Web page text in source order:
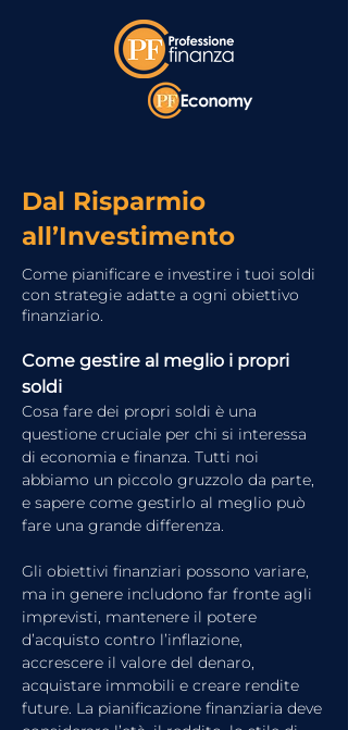
Dal Risparmio
all’Investimento
Come pianificare e investire i tuoi soldi
con strategie adatte a ogni obiettivo
finanziario.
Come gestire al meglio i propri
soldi
Cosa fare dei propri soldi è una
questione cruciale per chi si interessa
di economia e finanza. Tutti noi
abbiamo un piccolo gruzzolo da parte,
e sapere come gestirlo al meglio può
fare una grande differenza.
Gli obiettivi finanziari possono variare,
ma in genere includono far fronte agli
imprevisti, mantenere il potere
d’acquisto contro l’inflazione,
accrescere il valore del denaro,
acquistare immobili e creare rendite
future. La pianificazione finanziaria deve